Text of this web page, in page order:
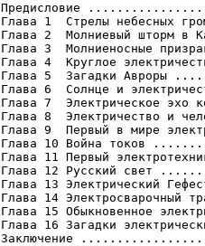
Предисловие
Глава 1  Стрелы
Глава 2  Молниевый
Глава 3
Глава 4  Круглое
Глава 5  Загадки
Глава 6  Солнце и
Глава 7  Электрическое
Глава 8  Электричество
Глава 9  Первый в мире
Глава 10 Война
Глава 11 Первый
Глава 12 Русский
Глава 13
Глава 14
Глава 15 Обыкновенное
Глава 16 Загадки
Заключение